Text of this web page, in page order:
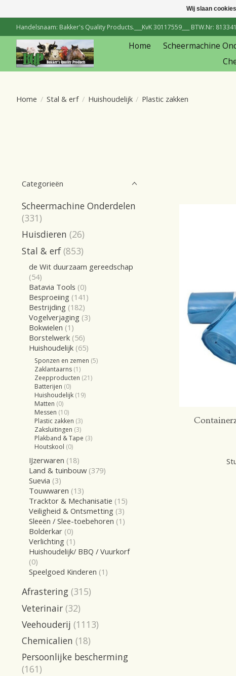
Handelsnaam: Bakker's Quality Products.___KvK 30117559___ BTW.Nr:
Home Scheermachine
Home / Stal & erf / Huishoudelijk / Plastic zakken
Categorieën
Scheermachine Onderdelen
(331)
Huisdieren (26)
Stal & erf (853)
de Wit duurzaam gereedschap
(54)
Batavia Tools (0)
Besproeiing (141)
Bestrijding (182)
Vogelverjaging (3)
Bokwielen (1)
Borstelwerk (56)
Huishoudelijk (65)
Sponzen en zemen (5)
Zaklantaarns (1)
Zeepproducten (21)
Batterijen (0)
Huishoudelijk (19)
Matten (0)
Messen (10)
Plastic zakken (3)
Zaksluitingen (3)
Plakband & Tape (3)
Houtskool (0)
IJzerwaren (18)
Land & tuinbouw (379)
Suevia (3)
Touwwaren (13)
Tracktor & Mechanisatie (15)
Veiligheid & Ontsmetting (3)
Sleeën / Slee-toebehoren (1)
Bolderkar (0)
Verlichting (1)
Huishoudelijk/ BBQ / Vuurkorf
(0)
Speelgoed Kinderen (1)
Afrastering (315)
Veterinair (32)
Veehouderij (1113)
Chemicalien (18)
Persoonlijke bescherming
(161)
Wij slaan